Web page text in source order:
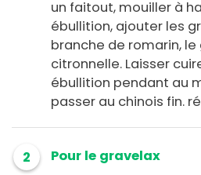
un faitout, mouiller à
ébullition, ajouter les
branche de romarin,
citronnelle. Laisser
ébullition pendant au
passer au chinois fin.
2
Pour le gravelax